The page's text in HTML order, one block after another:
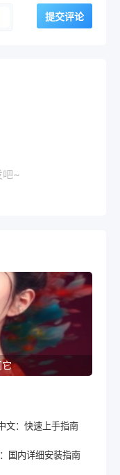
吧~
它
文：快速上手指南
国内详细安装指南